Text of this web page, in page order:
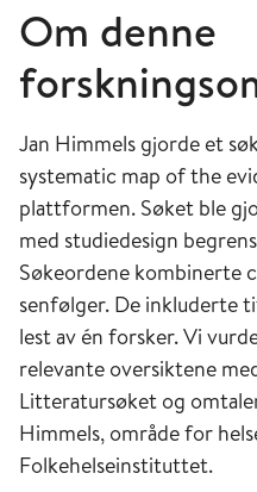
Om denne
Jan Himmels gjorde et
systematic map of the
plattformen. Søket ble
med studiedesign
Søkeordene kombinerte
senfølger. De inkluderte
lest av én forsker. Vi
relevante oversiktene
Litteratursøket og
Himmels, område for
Folkehelseinstituttet.